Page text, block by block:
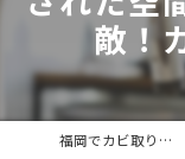
敵！
福岡でカビ取りならカビバスターズ福岡